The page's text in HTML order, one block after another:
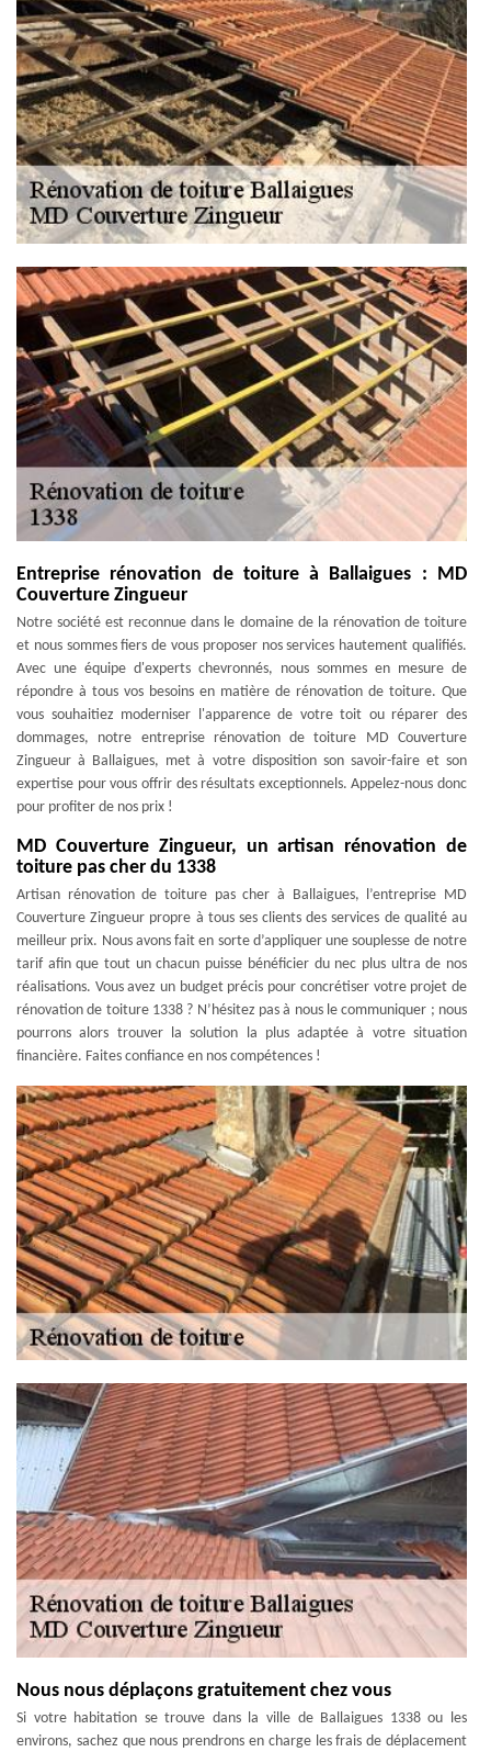
Entreprise rénovation de toiture à Ballaigues : MD
Couverture Zingueur
Notre société est reconnue dans le domaine de la rénovation de toiture
et nous sommes fiers de vous proposer nos services hautement qualifiés.
Avec une équipe d'experts chevronnés, nous sommes en mesure de
répondre à tous vos besoins en matière de rénovation de toiture. Que
vous souhaitiez moderniser l'apparence de votre toit ou réparer des
dommages, notre entreprise rénovation de toiture MD Couverture
Zingueur à Ballaigues, met à votre disposition son savoir-faire et son
expertise pour vous offrir des résultats exceptionnels. Appelez-nous donc
pour profiter de nos prix !
MD Couverture Zingueur, un artisan rénovation de
toiture pas cher du 1338
Artisan rénovation de toiture pas cher à Ballaigues, l’entreprise MD
Couverture Zingueur propre à tous ses clients des services de qualité au
meilleur prix. Nous avons fait en sorte d’appliquer une souplesse de notre
tarif afin que tout un chacun puisse bénéficier du nec plus ultra de nos
réalisations. Vous avez un budget précis pour concrétiser votre projet de
rénovation de toiture 1338 ? N’hésitez pas à nous le communiquer ; nous
pourrons alors trouver la solution la plus adaptée à votre situation
financière. Faites confiance en nos compétences !
Nous nous déplaçons gratuitement chez vous
Si votre habitation se trouve dans la ville de Ballaigues 1338 ou les
environs, sachez que nous prendrons en charge les frais de déplacement